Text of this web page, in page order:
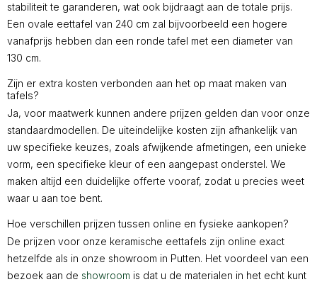
stabiliteit te garanderen, wat ook bijdraagt aan de totale prijs.
Een ovale eettafel van 240 cm zal bijvoorbeeld een hogere
vanafprijs hebben dan een ronde tafel met een diameter van
130 cm.
Zijn er extra kosten verbonden aan het op maat maken van
tafels?
Ja, voor maatwerk kunnen andere prijzen gelden dan voor onze
standaardmodellen. De uiteindelijke kosten zijn afhankelijk van
uw specifieke keuzes, zoals afwijkende afmetingen, een unieke
vorm, een specifieke kleur of een aangepast onderstel. We
maken altijd een duidelijke offerte vooraf, zodat u precies weet
waar u aan toe bent.
Hoe verschillen prijzen tussen online en fysieke aankopen?
De prijzen voor onze keramische eettafels zijn online exact
hetzelfde als in onze showroom in Putten. Het voordeel van een
bezoek aan de showroom is dat u de materialen in het echt kunt